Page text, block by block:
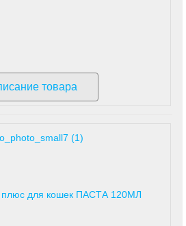
товара
плюс для кошек ПАСТА 120МЛ